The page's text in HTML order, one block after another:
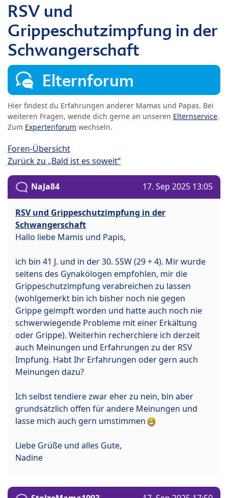
RSV und
Grippeschutzimpfung in der
Schwangerschaft
Elternforum
Hier findest du Erfahrungen anderer Mamas und Papas. Bei
weiteren Fragen, wende dich gerne an unseren Elternservice.
Zum Expertenforum wechseln.
Foren-Übersicht
Zurück zu „Bald ist es soweit“
NaJa84 17. Sep 2025 13:05
RSV und Grippeschutzimpfung in der
Schwangerschaft
Hallo liebe Mamis und Papis,
ich bin 41 J. und in der 30. SSW (29 + 4). Mir wurde
seitens des Gynakölogen empfohlen, mir die
Grippeschutzimpfung verabreichen zu lassen
(wohlgemerkt bin ich bisher noch nie gegen
Grippe geimpft worden und hatte auch noch nie
schwerwiegende Probleme mit einer Erkältung
oder Grippe). Weiterhin recherchiere ich derzeit
auch Meinungen und Erfahrungen zu der RSV
Impfung. Habt Ihr Erfahrungen oder gern auch
Meinungen dazu?
Ich selbst tendiere zwar eher zu nein, bin aber
grundsätzlich offen für andere Meinungen und
lasse mich auch gern umstimmen
Liebe Grüße und alles Gute,
Nadine